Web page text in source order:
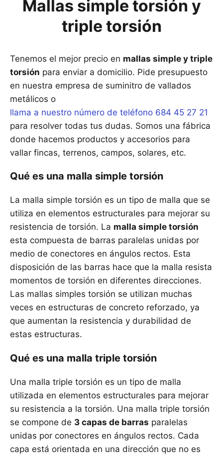
Mallas simple torsión y
triple torsión
Tenemos el mejor precio en mallas simple y triple
torsión para enviar a domicilio. Pide presupuesto
en nuestra empresa de suminitro de vallados
metálicos o
llama a nuestro número de teléfono 684 45 27 21
para resolver todas tus dudas. Somos una fábrica
donde hacemos productos y accesorios para
vallar fincas, terrenos, campos, solares, etc.
Qué es una malla simple torsión
La malla simple torsión es un tipo de malla que se
utiliza en elementos estructurales para mejorar su
resistencia de torsión. La malla simple torsión
esta compuesta de barras paralelas unidas por
medio de conectores en ángulos rectos. Esta
disposición de las barras hace que la malla resista
momentos de torsión en diferentes direcciones.
Las mallas simples torsión se utilizan muchas
veces en estructuras de concreto reforzado, ya
que aumentan la resistencia y durabilidad de
estas estructuras.
Qué es una malla triple torsión
Una malla triple torsión es un tipo de malla
utilizada en elementos estructurales para mejorar
su resistencia a la torsión. Una malla triple torsión
se compone de 3 capas de barras paralelas
unidas por conectores en ángulos rectos. Cada
capa está orientada en una dirección que no es